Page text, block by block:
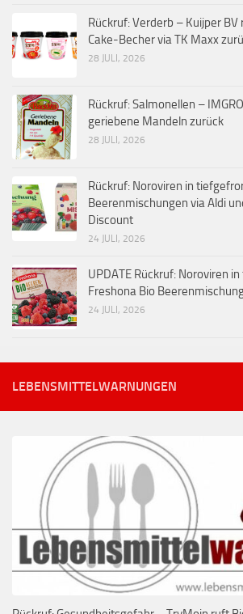
Rückruf: Verderb – Kuijper
Cake-Becher via TK Maxx
28 JULI, 2026
Rückruf: Salmonellen –
geriebene Mandeln zurück
28 JULI, 2026
Rückruf: Noroviren in
Beerenmischungen via Aldi
Discount
24 JULI, 2026
UPDATE Rückruf: Noroviren
Freshona Bio
24 JULI, 2026
LEBENSMITTELWARNUNGEN